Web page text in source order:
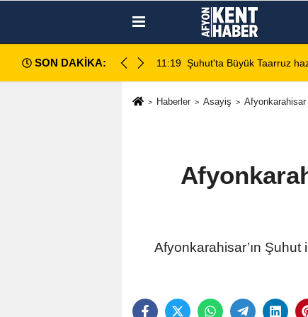
SON DAKİKA:
değerlendirildi 11:18 Afyon Cenaze İlanları:
Haberler Asayiş Afyonkarahisar
Afyonkarahisar’ın